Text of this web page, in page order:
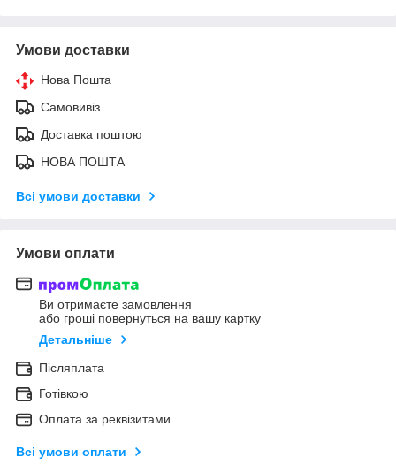
Умови доставки
Нова Пошта
Самовивіз
Доставка поштою
НОВА ПОШТА
Всі умови доставки
Умови оплати
Ви отримаєте замовлення
або гроші повернуться на вашу картку
Детальніше
Післяплата
Готівкою
Оплата за реквізитами
Всі умови оплати